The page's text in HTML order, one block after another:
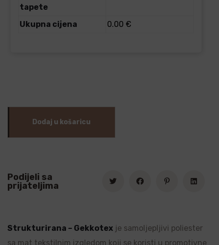
tapete
Ukupna cijena 0.00 €
Dodaj u košaricu
Podijeli sa
prijateljima
Strukturirana – Gekkotex je samoljepljivi poliester
sa mat tekstilnim izgledom koji se koristi u promotivne